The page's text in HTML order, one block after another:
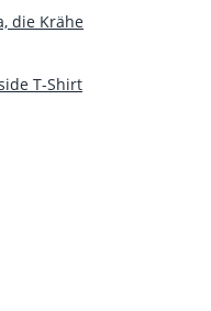
die Krähe
T-Shirt